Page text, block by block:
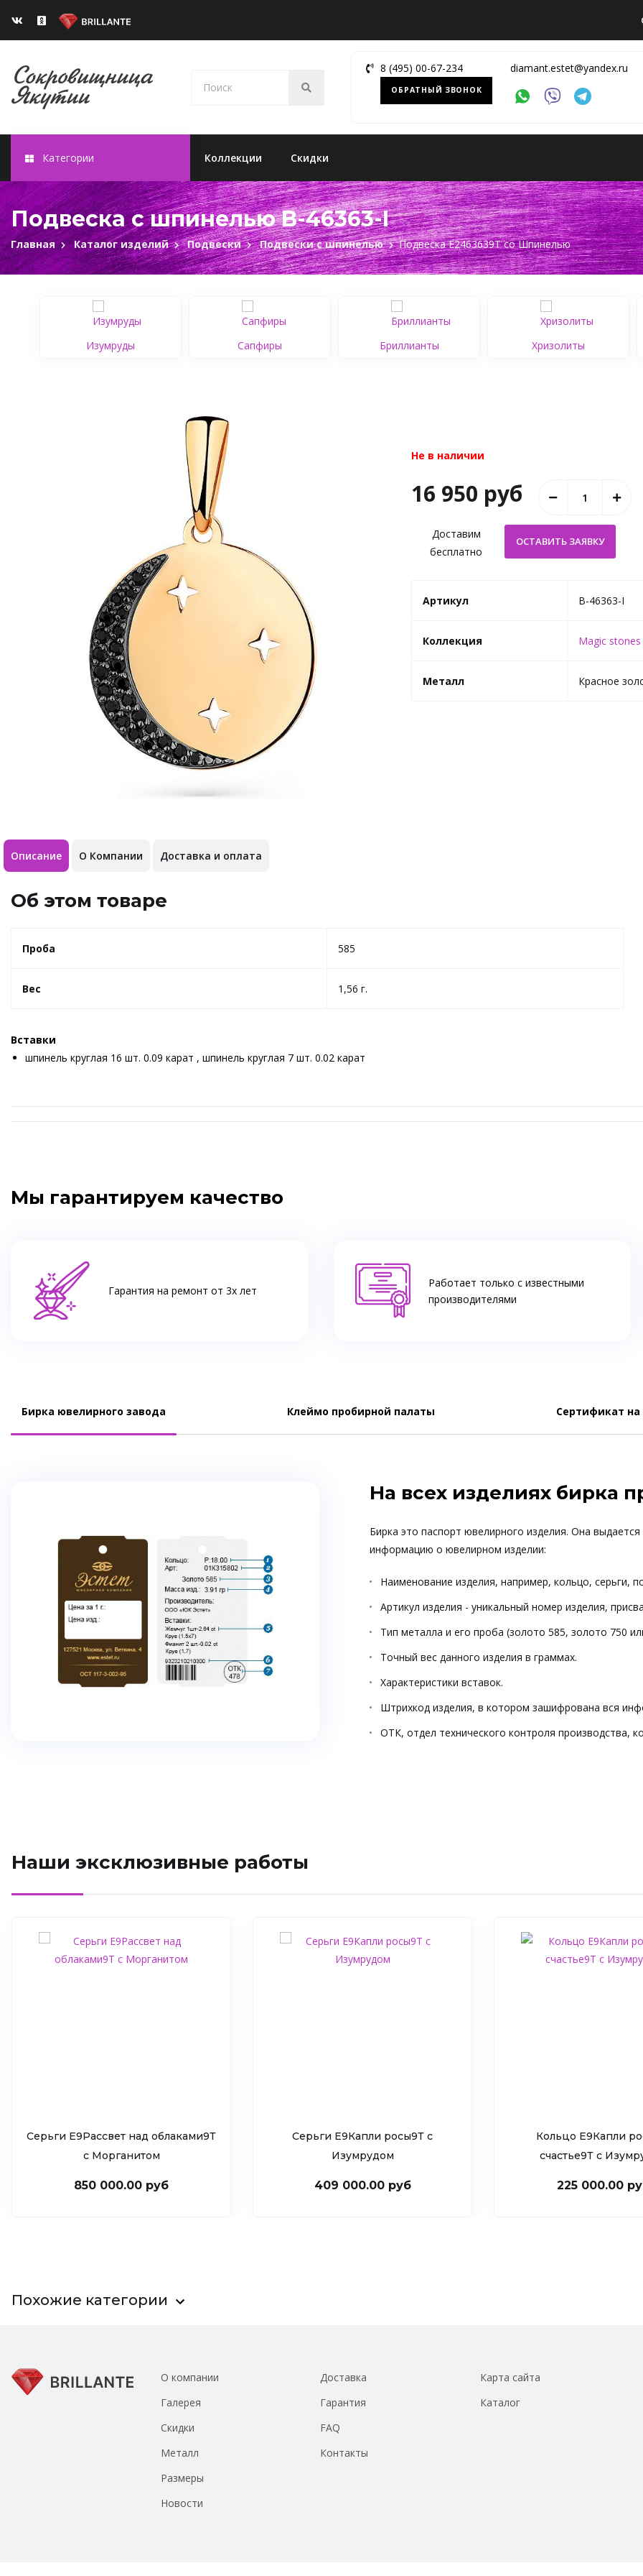
8 (495) 00-67-234
ОБРАТНЫЙ ЗВОНОК
diamant.estet@yandex.ru
Категории Коллекции Скидки
Подвеска с шпинелью B-46363-I
Главная Каталог изделий Подвески Подвески с шпинелью Подвеска Е2463639Т cо Шпинелью
Изумруды Сапфиры Бриллианты Хризолиты
Не в наличии
16 950 руб
Доставим
бесплатно
Артикул B-46363-I
Коллекция Magic stones
Металл Красное
Описание О Компании Доставка и оплата
Об этом товаре
Проба 585
Вес 1,56 г.
Вставки
шпинель круглая 16 шт. 0.09 карат , шпинель круглая 7 шт. 0.02 карат
Мы гарантируем качество
Гарантия на ремонт от 3х лет
Работает только с известными
производителями
Бирка ювелирного завода Клеймо пробирной палаты Сертификат
На всех изделиях бирка
Бирка это паспорт ювелирного изделия. Она
информацию о ювелирном изделии:
Наименование изделия, например, кольцо, серьги,
Артикул изделия - уникальный номер изделия,
Тип металла и его проба (золото 585, золото 750
Точный вес данного изделия в граммах.
Характеристики вставок.
Штрихкод изделия, в котором зашифрована вся
ОТК, отдел технического контроля производства,
Наши эксклюзивные работы
Серьги Е9Рассвет над облаками9Т
c Морганитом
850 000.00 руб
Серьги Е9Капли росы9Т c
Изумрудом
409 000.00 руб
Кольцо Е9Капли
счастье9Т c
225 000.00
Похожие категории
О компании
Галерея
Скидки
Металл
Размеры
Новости
Доставка
Гарантия
FAQ
Контакты
Карта сайта
Каталог